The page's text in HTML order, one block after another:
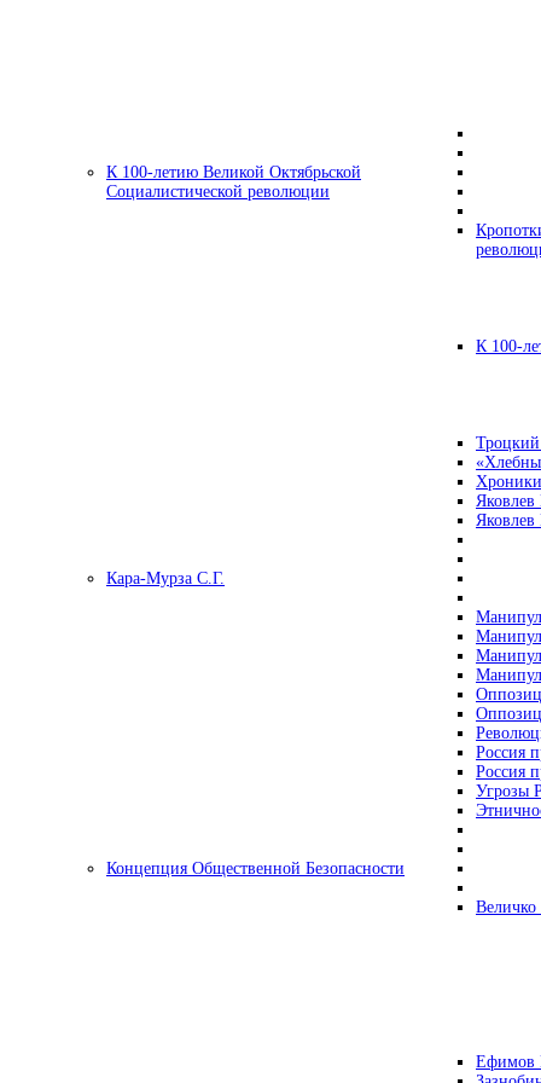
К 100-летию Великой Октябрьской
Социалистической революции
К 100-
Кара-Мурза С.Г.
Россия
Россия
Угрозы
Концепция Общественной Безопасности
Ефимов